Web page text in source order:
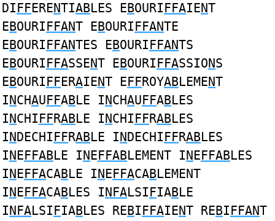
DIFFERENTIABLES EBOURIFFAIENT
EBOURIFFANT EBOURIFFANTE
EBOURIFFANTES EBOURIFFANTS
EBOURIFFASSENT EBOURIFFASSIONS
EBOURIFFERAIENT EFFROYABLEMENT
INCHAUFFABLE INCHAUFFABLES
INCHIFFRABLE INCHIFFRABLES
INDECHIFFRABLE INDECHIFFRABLES
INEFFABLE INEFFABLEMENT INEFFABLES
INEFFACABLE INEFFACABLEMENT
INEFFACABLES INFALSIFIABLE
INFALSIFIABLES REBIFFAIENT REBIFFANT